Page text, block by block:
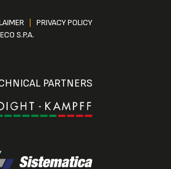
PRIVACY POLICY
S.P.A.
PARTNERS